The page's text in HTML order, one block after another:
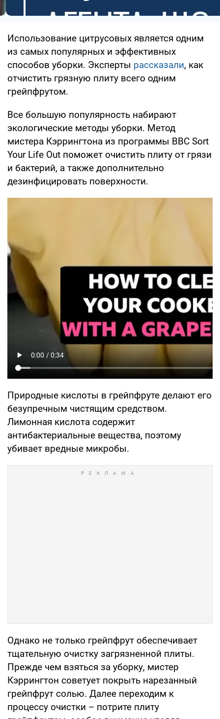
Использование цитрусовых является одним
из самых популярных и эффективных
способов уборки. Эксперты рассказали, как
отчистить грязную плиту всего одним
грейпфрутом.
Все большую популярность набирают
экологические методы уборки. Метод
мистера Кэррингтона из программы BBC Sort
Your Life Out поможет очистить плиту от грязи
и бактерий, а также дополнительно
дезинфицировать поверхности.
Природные кислоты в грейпфруте делают его
безупречным чистящим средством.
Лимонная кислота содержит
антибактериальные вещества, поэтому
убивает вредные микробы.
Однако не только грейпфрут обеспечивает
тщательную очистку загрязненной плиты.
Прежде чем взяться за уборку, мистер
Кэррингтон советует покрыть нарезанный
грейпфрут солью. Далее переходим к
процессу очистки – потрите плиту